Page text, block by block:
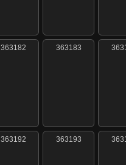
363182 363183
363192 363193